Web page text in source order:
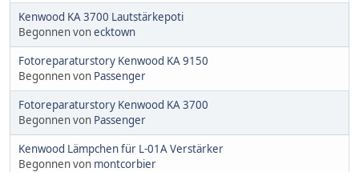
Kenwood KA 3700 Lautstärkepoti
Begonnen vonecktown
Fotoreparaturstory Kenwood KA 9150
Begonnen von Passenger
Fotoreparaturstory Kenwood KA 3700
Begonnen von Passenger
Kenwood Lämpchen für L-01A Verstärker
Begonnen von montcorbier